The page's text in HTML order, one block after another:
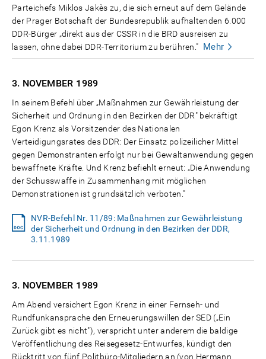
Parteichefs Miklos Jakès zu, die sich erneut auf dem Gelände
der Prager Botschaft der Bundesrepublik aufhaltenden 6.000
DDR-Bürger „direkt aus der CSSR in die BRD ausreisen zu
lassen, ohne dabei DDR-Territorium zu berühren." Mehr
3. NOVEMBER 1989
In seinem Befehl über „Maßnahmen zur Gewährleistung der
Sicherheit und Ordnung in den Bezirken der DDR" bekräftigt
Egon Krenz als Vorsitzender des Nationalen
Verteidigungsrates des DDR: Der Einsatz polizeilicher Mittel
gegen Demonstranten erfolgt nur bei Gewaltanwendung gegen
bewaffnete Kräfte. Und Krenz befiehlt erneut: „Die Anwendung
der Schusswaffe in Zusammenhang mit möglichen
Demonstrationen ist grundsätzlich verboten."
NVR-Befehl Nr. 11/89: Maßnahmen zur Gewährleistung
der Sicherheit und Ordnung in den Bezirken der DDR,
3.11.1989
3. NOVEMBER 1989
Am Abend versichert Egon Krenz in einer Fernseh- und
Rundfunkansprache den Erneuerungswillen der SED („Ein
Zurück gibt es nicht"), verspricht unter anderem die baldige
Veröffentlichung des Reisegesetz-Entwurfes, kündigt den
Rücktritt von fünf Politbüro-Mitgliedern an (von Hermann